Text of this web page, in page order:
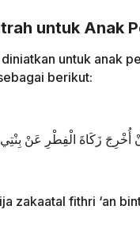
untuk Anak
untuk anak
berikut:
أُخْرِجَ زَكَاةَ الْفِطْرِ عَنْ
zakaatal fithri ‘an